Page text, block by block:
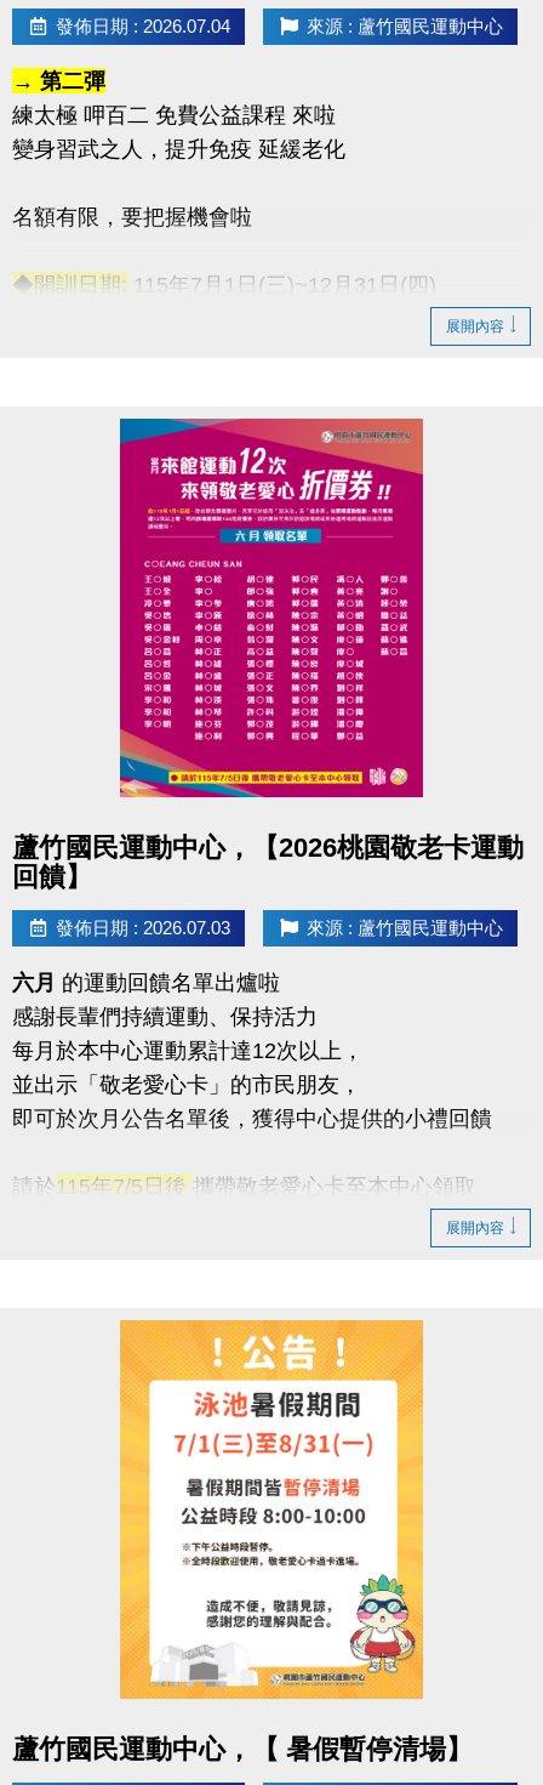
發佈日期 : 2026.07.04 來源 : 蘆竹國民運動中心
→ 第二彈
練太極 呷百二 免費公益課程 來啦
變身習武之人，提升免疫 延緩老化
名額有限，要把握機會啦
◆開訓日期: 115年7月1日(三)~12月31日(四)
桃園市蘆竹國民運動中心 三樓綜合球場
-洽詢專線：03-2639066 #115
-官網 :
https://www.lzsports.com.tw/zh_TW/news/pageID/1/
-FB : 桃園市蘆竹國民運動中心
-IG : @luzhusports
展開內容
蘆竹國民運動中心，【2026桃園敬老卡運動
回饋】
發佈日期 : 2026.07.03 來源 : 蘆竹國民運動中心
六月 的運動回饋名單出爐啦
感謝長輩們持續運動、保持活力
每月於本中心運動累計達12次以上，
並出示「敬老愛心卡」的市民朋友，
即可於次月公告名單後，獲得中心提供的小禮回饋
請於115年7/5日後攜帶敬老愛心卡至本中心領取
◆ 不可委託他人代領
持續運動不僅讓身體更健康，
還能感受滿滿的鼓勵與心意
-洽詢專線：03-2639066 #112
-官網 :
https://www.lzsports.com.tw/zh_TW/news/pageID/1/
-FB : 桃園市蘆竹國民運動中心
-IG : @luzhusports
展開內容
蘆竹國民運動中心，【 暑假暫停清場】